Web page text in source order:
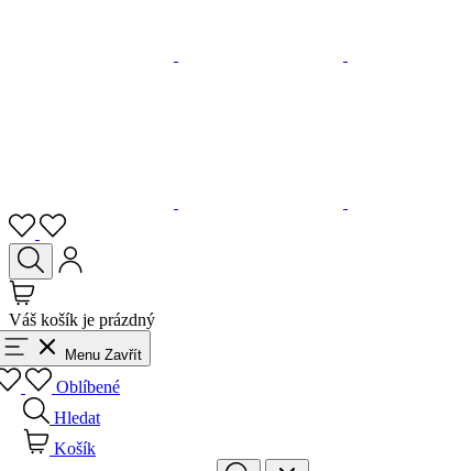
Váš košík je prázdný
Menu Zavřít
Oblíbené
Hledat
Košík